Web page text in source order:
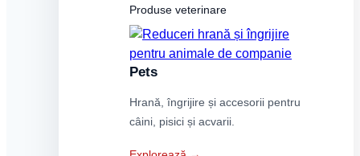
Produse veterinare
Pets
Hrană, îngrijire și accesorii pentru
câini, pisici și acvarii.